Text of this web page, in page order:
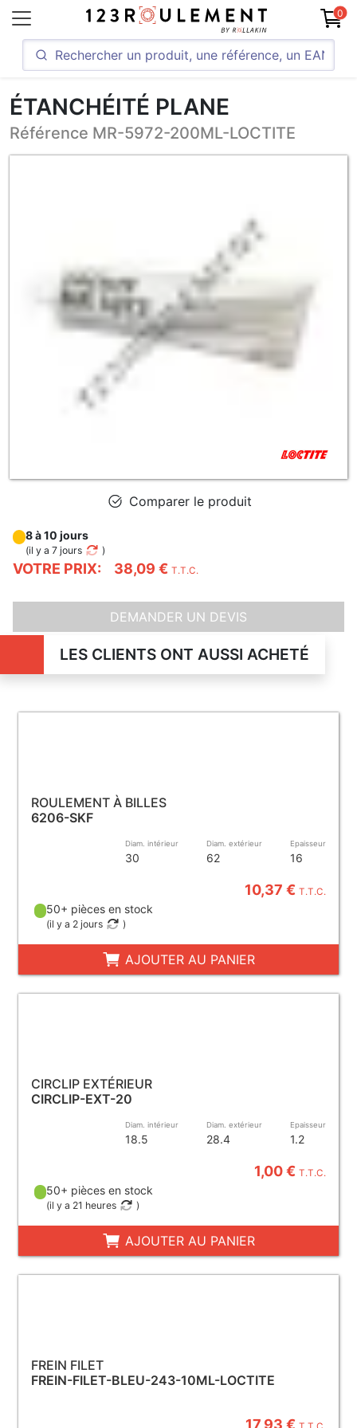
0
ÉTANCHÉITÉ PLANE
Référence MR-5972-200ML-LOCTITE
Comparer le produit
VOTRE PRIX: 38,09 € T.T.C.
8 à 10 jours
(il y a 7 jours )
DEMANDER UN DEVIS
LES CLIENTS ONT AUSSI ACHETÉ
ROULEMENT À BILLES
6206-SKF
Diam. intérieur
30
Diam. extérieur
62
Epaisseur
16
10,37 €T.T.C.
50+ pièces en stock
(il y a 2 jours )
AJOUTER AU PANIER
CIRCLIP EXTÉRIEUR
CIRCLIP-EXT-20
Diam. intérieur
18.5
Diam. extérieur
28.4
Epaisseur
1.2
1,00 €T.T.C.
50+ pièces en stock
(il y a 21 heures )
AJOUTER AU PANIER
FREIN FILET
FREIN-FILET-BLEU-243-10ML-LOCTITE
17,93 €